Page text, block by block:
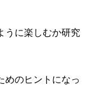
うに楽しむか研究
めのヒントになっ